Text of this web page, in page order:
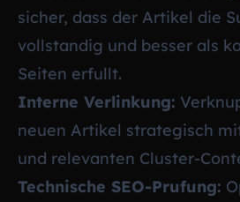
sicher, dass der Artikel die
vollstandig und besser als
Seiten erfullt.
Interne Verlinkung:
neuen Artikel strategisch
und relevanten Cluster-
Technische SEO-Prufung: